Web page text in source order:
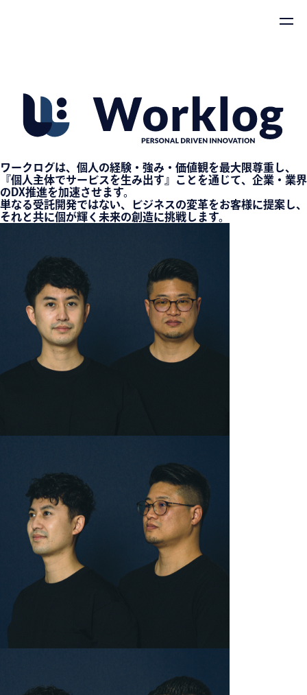
ワークログは、個人の経験・強み・価値観を最大限尊重し、
『個人主体でサービスを生み出す』ことを通じて、企業・業界
のDX推進を加速させます。
単なる受託開発ではない、ビジネスの変革をお客様に提案し、
それと共に個が輝く未来の創造に挑戦します。